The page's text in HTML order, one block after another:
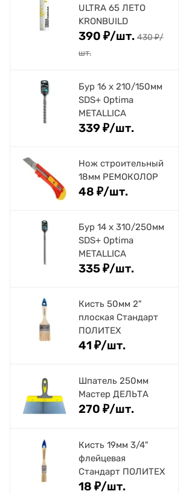
ULTRA 65 ЛЕТО
KRONBUILD
390 ₽/шт. 430₽/
шт.
Бур 16 х 210/150мм
SDS+ Optima
METALLICA
339₽/шт.
Нож строительный
18мм РЕМОКОЛОР
48 ₽/шт.
Бур 14 х 310/250мм
SDS+ Optima
METALLICA
335₽/шт.
Кисть 50мм 2"
плоская Стандарт
ПОЛИТЕХ
41 ₽/шт.
Шпатель 250мм
Мастер ДЕЛЬТА
270 ₽/шт.
Кисть 19мм 3/4"
флейцевая
Стандарт ПОЛИТЕХ
18 ₽/шт.